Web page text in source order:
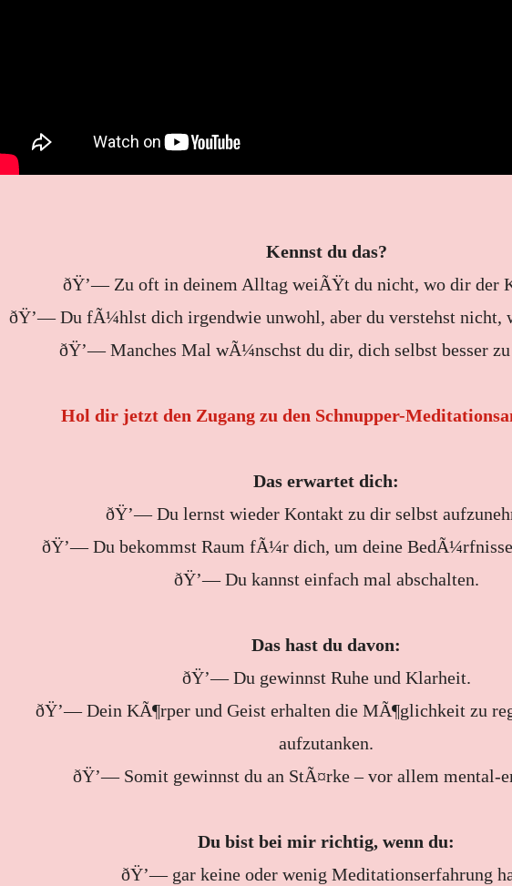
Kennst du das?
ðŸ’— Zu oft in deinem Alltag weiÃŸt du nicht, wo dir der
ðŸ’— Du fÃ¼hlst dich irgendwie unwohl, aber du verstehst nicht,
ðŸ’— Manches Mal wÃ¼nschst du dir, dich selbst besser zu
Hol dir jetzt den Zugang zu den Schnupper-
Das erwartet dich:
ðŸ’— Du lernst wieder Kontakt zu dir selbst
ðŸ’— Du bekommst Raum fÃ¼r dich, um deine BedÃ¼rfnisse
ðŸ’— Du kannst einfach mal abschalten.
Das hast du davon:
ðŸ’— Du gewinnst Ruhe und Klarheit.
ðŸ’— Dein KÃ¶rper und Geist erhalten die MÃ¶glichkeit zu
aufzutanken.
ðŸ’— Somit gewinnst du an StÃ¤rke – vor allem mental-
Du bist bei mir richtig, wenn du:
ðŸ’— gar keine oder wenig Meditationserfahrung